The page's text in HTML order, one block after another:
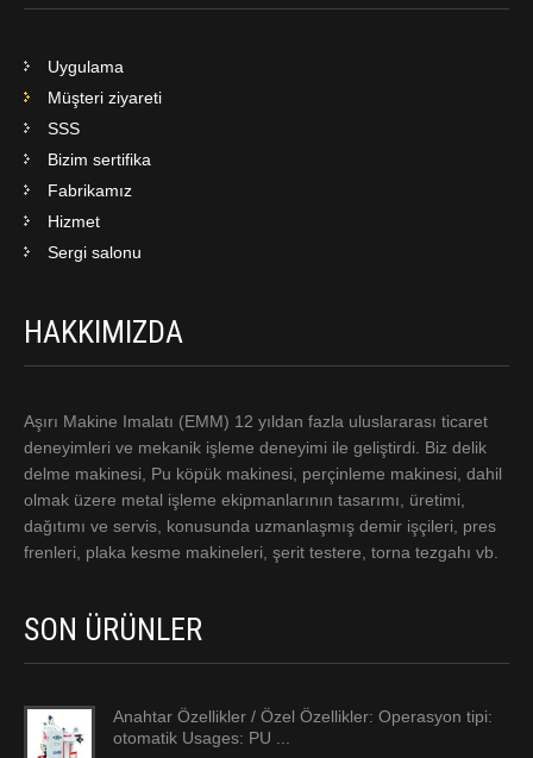
Uygulama
Müşteri ziyareti
SSS
Bizim sertifika
Fabrikamız
Hizmet
Sergi salonu
HAKKIMIZDA
Aşırı Makine Imalatı (EMM) 12 yıldan fazla uluslararası ticaret
deneyimleri ve mekanik işleme deneyimi ile geliştirdi. Biz delik
delme makinesi, Pu köpük makinesi, perçinleme makinesi, dahil
olmak üzere metal işleme ekipmanlarının tasarımı, üretimi,
dağıtımı ve servis, konusunda uzmanlaşmış demir işçileri, pres
frenleri, plaka kesme makineleri, şerit testere, torna tezgahı vb.
SON ÜRÜNLER
Anahtar Özellikler / Özel Özellikler: Operasyon tipi:
otomatik Usages: PU ...